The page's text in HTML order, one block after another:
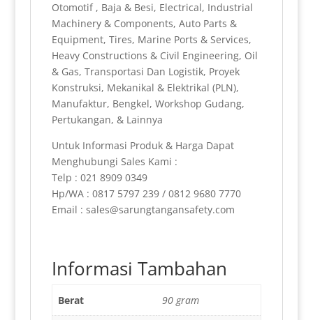
Otomotif , Baja & Besi, Electrical, Industrial
Machinery & Components, Auto Parts &
Equipment, Tires, Marine Ports & Services,
Heavy Constructions & Civil Engineering, Oil
& Gas, Transportasi Dan Logistik, Proyek
Konstruksi, Mekanikal & Elektrikal (PLN),
Manufaktur, Bengkel, Workshop Gudang,
Pertukangan, & Lainnya
Untuk Informasi Produk & Harga Dapat
Menghubungi Sales Kami :
Telp : 021 8909 0349
Hp/WA : 0817 5797 239 / 0812 9680 7770
Email : sales@sarungtangansafety.com
Informasi Tambahan
Berat 90 gram